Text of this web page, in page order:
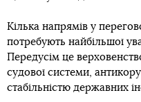
Кілька напрямів у
потребують найбільшої
Передусім це
судової системи,
стабільністю державних